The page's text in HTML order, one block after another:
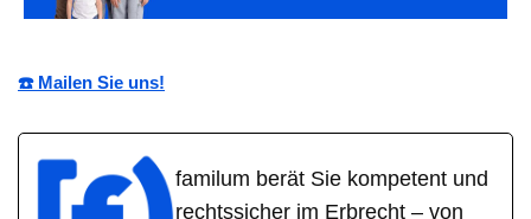
☎️ Mailen Sie uns!
familum berät Sie kompetent und
rechtssicher im Erbrecht – von